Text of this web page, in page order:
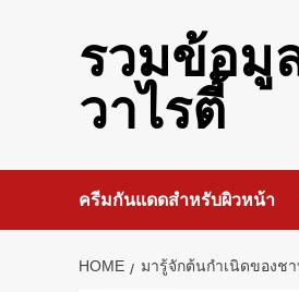
รวมข้อมู
วาไรตี้
ครีมกันแดดสำหรับผิวหน้า
HOME มารู้จักต้นกำเนิดของช